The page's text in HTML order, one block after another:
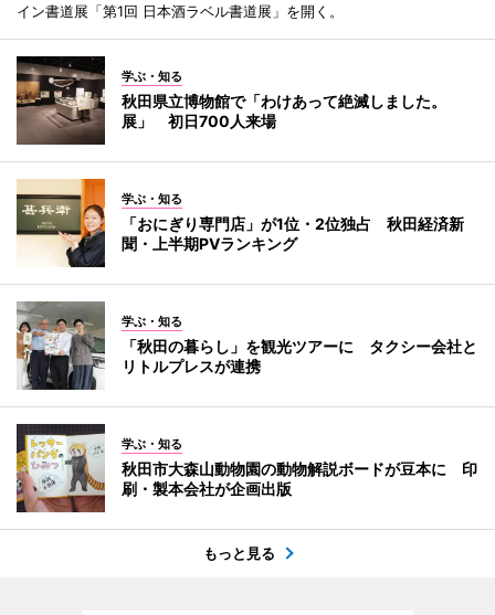
イン書道展「第1回 日本酒ラベル書道展」を開く。
学ぶ・知る
秋田県立博物館で「わけあって絶滅しました。
展」 初日700人来場
学ぶ・知る
「おにぎり専門店」が1位・2位独占 秋田経済新
聞・上半期PVランキング
学ぶ・知る
「秋田の暮らし」を観光ツアーに タクシー会社と
リトルプレスが連携
学ぶ・知る
秋田市大森山動物園の動物解説ボードが豆本に 印
刷・製本会社が企画出版
もっと見る